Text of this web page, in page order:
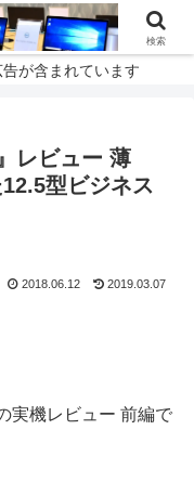
が含まれています
レビュー 薄
型ビジネス
2018.06.12 2019.03.07
実機レビュー 前編で
検索